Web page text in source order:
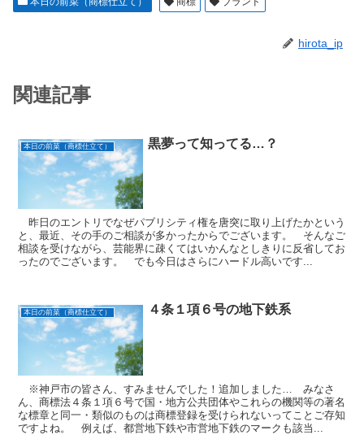
hirota_ip
関連記事
本日の前菜（商標仕立て） 黒夢って知ってる…？
昨日のエントリでなぜパブリシティ権を唐突に取り上げたかという
と、最近、その手のご相談が多かったからでございます。 そんなご
相談を受けながら、芸能界に疎くてはいかんなとしきりに反省してお
ったのでございます。 でも今日はさらにハードル高いです...
本日の前菜（商標仕立て） ４条１項６号の地下鉄系
※神戸市の皆さん、すみませんでした！追加しました… みなさ
ん、商標法４条１項６号で国・地方公共団体やこれらの機関等の著名
な標章と同一・類似のものは商標登録を受けられないってことご存知
ですよね。 例えば、都営地下鉄や市営地下鉄のマークも該当...